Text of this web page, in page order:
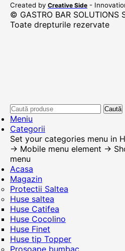
Created by Creative Side -
© GASTRO BAR SOLUTIONS
Toate drepturile rezervate
Caută
Meniu
Categorii
Set your categories menu in
-> Mobile menu element ->
menu
Acasa
Magazin
Protectii Saltea
Huse saltea
Huse Catifea
Huse Cocolino
Huse Finet
Huse tip Topper
Prosoape bumbac